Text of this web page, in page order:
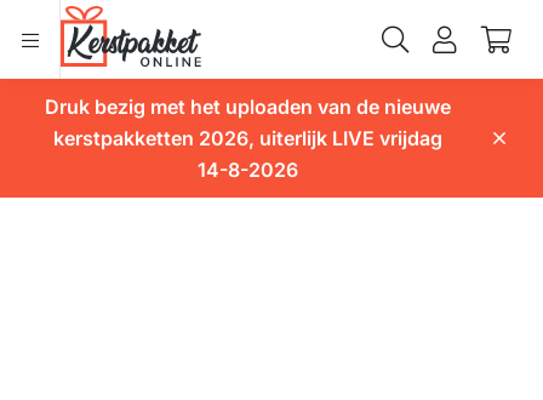
Druk bezig met het uploaden van de nieuwe
kerstpakketten 2026, uiterlijk LIVE vrijdag
14-8-2026